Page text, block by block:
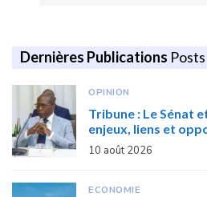
Dernières Publications Posts
OPINION
Tribune : Le Sénat
enjeux, liens et
10 août 2026
ECONOMIE